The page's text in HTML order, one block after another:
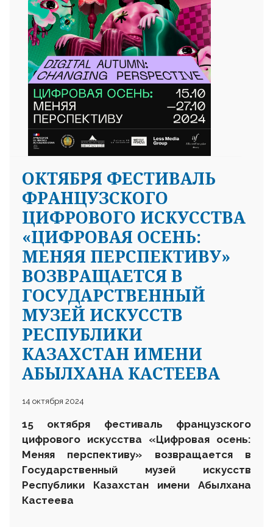
ОКТЯБРЯ ФЕСТИВАЛЬ
ФРАНЦУЗСКОГО
ЦИФРОВОГО ИСКУССТВА
«ЦИФРОВАЯ ОСЕНЬ:
МЕНЯЯ ПЕРСПЕКТИВУ»
ВОЗВРАЩАЕТСЯ В
ГОСУДАРСТВЕННЫЙ
МУЗЕЙ ИСКУССТВ
РЕСПУБЛИКИ
КАЗАХСТАН ИМЕНИ
АБЫЛХАНА КАСТЕЕВА
14 октября 2024
15 октября фестиваль французского
цифрового искусства «Цифровая осень:
Меняя перспективу» возвращается в
Государственный музей искусств
Республики Казахстан имени Абылхана
Кастеева